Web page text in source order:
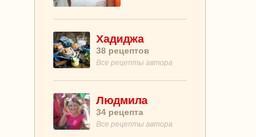
Хадиджа
38 рецептов
Все рецепты автора
Людмила
34 рецепта
Все рецепты автора